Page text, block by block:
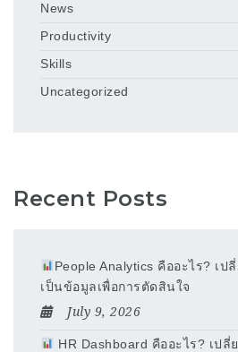
News
Productivity
Skills
Uncategorized
Recent Posts
People Analytics คืออะไร? เ
เป็นข้อมูลเพื่อการตัดสินใจ
July 9, 2026
HR Dashboard คืออะไร? เป